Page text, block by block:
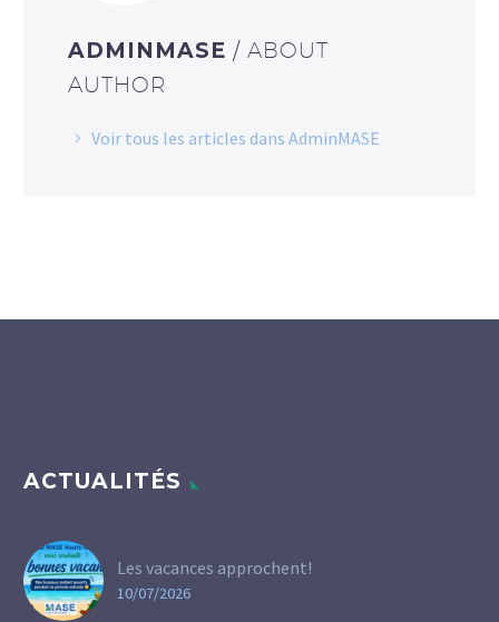
ADMINMASE / ABOUT
AUTHOR
Voir tous les articles dans AdminMASE
ACTUALITÉS
Les vacances approchent!
10/07/2026